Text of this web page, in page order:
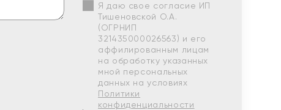
Я даю свое согласие ИП
Тишеновской О.А.
(ОГРНИП
321435000026563) и его
аффилированным лицам
на обработку указанных
мной персональных
данных на условиях
Политики
конфиденциальности